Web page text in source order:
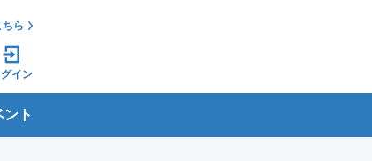
ら
グイン
ント